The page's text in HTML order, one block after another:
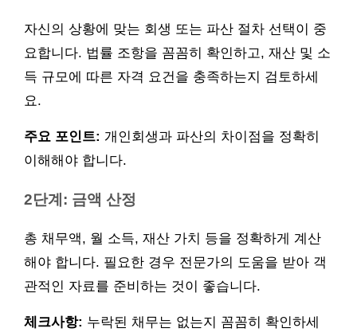
자신의 상황에 맞는 회생 또는 파산 절차 선택이 중
요합니다. 법률 조항을 꼼꼼히 확인하고, 재산 및 소
득 규모에 따른 자격 요건을 충족하는지 검토하세
요.
주요 포인트: 개인회생과 파산의 차이점을 정확히
이해해야 합니다.
2단계: 금액 산정
총 채무액, 월 소득, 재산 가치 등을 정확하게 계산
해야 합니다. 필요한 경우 전문가의 도움을 받아 객
관적인 자료를 준비하는 것이 좋습니다.
체크사항: 누락된 채무는 없는지 꼼꼼히 확인하세